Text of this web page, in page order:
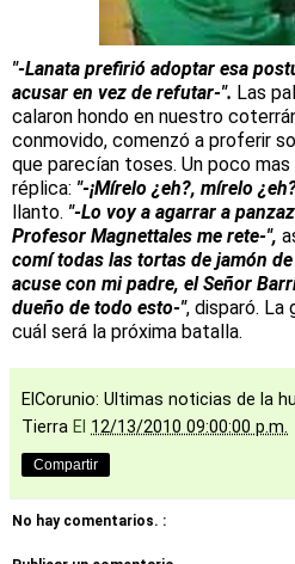
"-Lanata prefirió adoptar esa
acusar en vez de refutar-". Las
calaron hondo en nuestro
conmovido, comenzó a proferir
que parecían toses. Un poco
réplica: "-¡Mírelo ¿eh?, mírelo
llanto. "-Lo voy a agarrar a
Profesor Magnettales me rete-",
comí todas las tortas de jamón
acuse con mi padre, el Señor
dueño de todo esto-", disparó. La
cuál será la próxima batalla.
ElCorunio: Ultimas noticias de la
Tierra El 12/13/2010 09:00:00 p.m.
Compartir
No hay comentarios. :